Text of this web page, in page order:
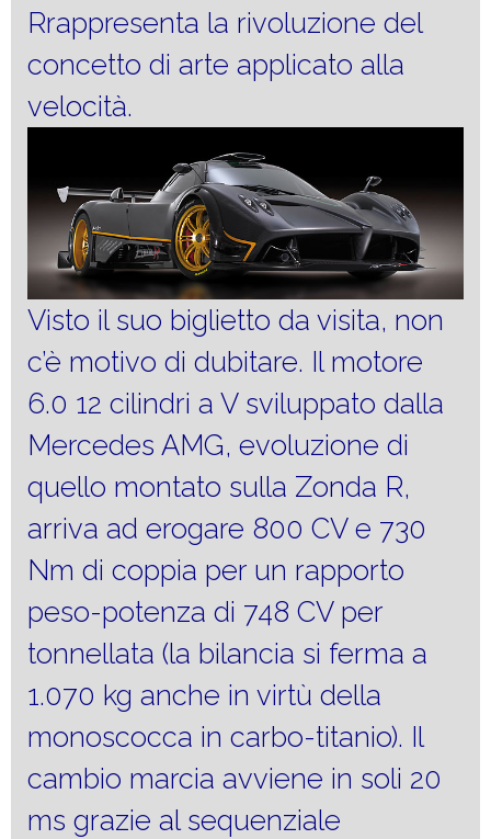
Rrappresenta la rivoluzione del
concetto di arte applicato alla
velocità.
Visto il suo biglietto da visita, non
c’è motivo di dubitare. Il motore
6.0 12 cilindri a V sviluppato dalla
Mercedes AMG, evoluzione di
quello montato sulla Zonda R,
arriva ad erogare 800 CV e 730
Nm di coppia per un rapporto
peso-potenza di 748 CV per
tonnellata (la bilancia si ferma a
1.070 kg anche in virtù della
monoscocca in carbo-titanio). Il
cambio marcia avviene in soli 20
ms grazie al sequenziale